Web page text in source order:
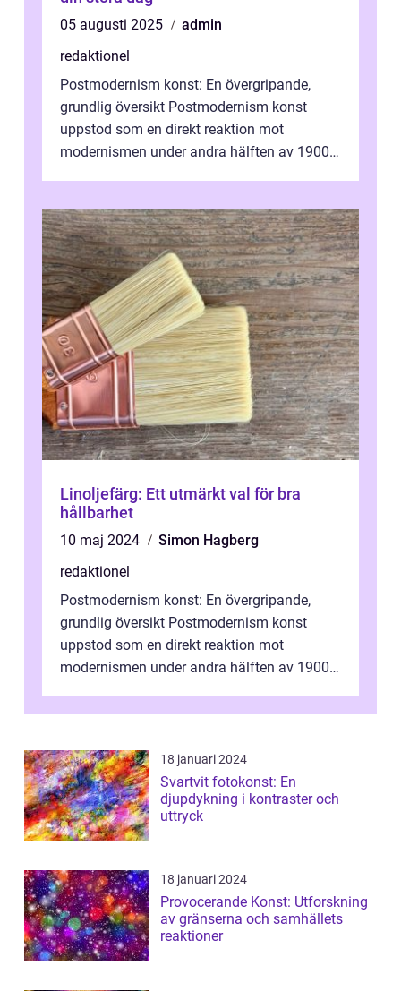
05 augusti 2025
admin
redaktionel
Postmodernism konst: En övergripande,
grundlig översikt Postmodernism konst
uppstod som en direkt reaktion mot
modernismen under andra hälften av 1900-
Linoljefärg: Ett utmärkt val för bra
hållbarhet
10 maj 2024
Simon Hagberg
redaktionel
Postmodernism konst: En övergripande,
grundlig översikt Postmodernism konst
uppstod som en direkt reaktion mot
modernismen under andra hälften av 1900-
...
18 januari 2024
Svartvit fotokonst: En
djupdykning i kontraster och
uttryck
18 januari 2024
Provocerande Konst: Utforskning
av gränserna och samhällets
reaktioner